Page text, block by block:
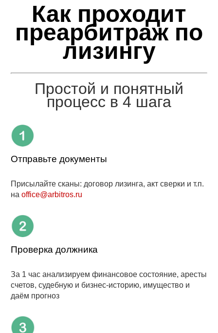
Как проходит
преарбитраж по
лизингу
Простой и понятный
процесс в 4 шага
Отправьте документы
Присылайте сканы: договор лизинга, акт сверки и т.п.
на office@arbitros.ru
Проверка должника
За 1 час анализируем финансовое состояние, аресты
счетов, судебную и бизнес-историю, имущество и
даём прогноз